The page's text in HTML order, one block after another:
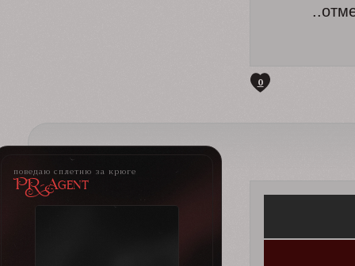
0
поведаю сплетню за крюге
PR-Agent